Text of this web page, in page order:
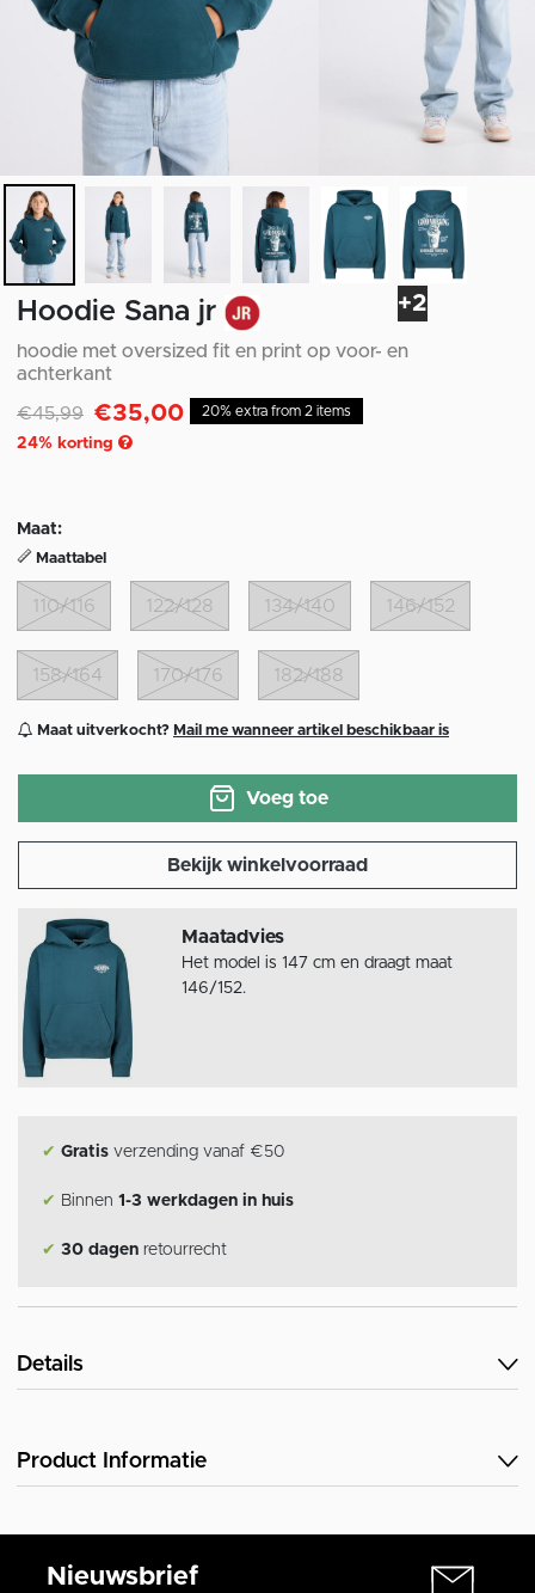
+2
Hoodie Sana jr
hoodie met oversized fit en print op voor- en
achterkant
Afgeprijsd van
€45,99naar
€35,00
24% korting
20% extra from 2 items
Maat:
Maattabel
110/116 122/128 134/140 146/152
158/164 170/176 182/188
Maat uitverkocht? Mail me wanneer artikel beschikbaar is
Voeg toe
Bekijk winkelvoorraad
Maatadvies
Het model is 147 cm en draagt maat
146/152.
✔ Gratis verzending vanaf €50
✔ Binnen 1-3 werkdagen in huis
✔ 30 dagen retourrecht
Details
Product Informatie
Nieuwsbrief